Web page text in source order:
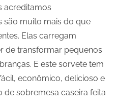
acreditamos
são muito mais do que
Elas carregam
de transformar pequenos
E este sorvete tem
econômico, delicioso e
sobremesa caseira feita